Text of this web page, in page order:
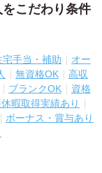
こだわり条件
宅手当・補助
オー
無資格OK
高収
ブランクOK
資格
暇取得実績あり
ボーナス・賞与あり